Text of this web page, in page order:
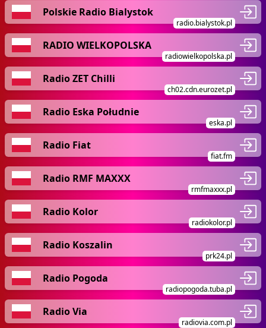
Polskie Radio Bialystok
radio.bialystok.pl
RADIO WIELKOPOLSKA
radiowielkopolska.pl
Radio ZET Chilli
ch02.cdn.eurozet.pl
Radio Eska Południe
eska.pl
Radio Fiat
fiat.fm
Radio RMF MAXXX
rmfmaxxx.pl
Radio Kolor
radiokolor.pl
Radio Koszalin
prk24.pl
Radio Pogoda
radiopogoda.tuba.pl
Radio Via
radiovia.com.pl